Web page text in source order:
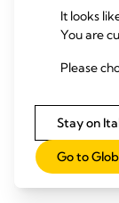
ESIGENZE
esigenze
It looks
You are
Please
Stay on
Go to